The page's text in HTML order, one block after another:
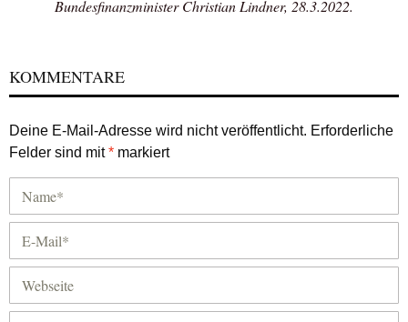
Bundesfinanzminister Christian Lindner, 28.3.2022.
KOMMENTARE
Deine E-Mail-Adresse wird nicht veröffentlicht. Erforderliche
Felder sind mit* markiert